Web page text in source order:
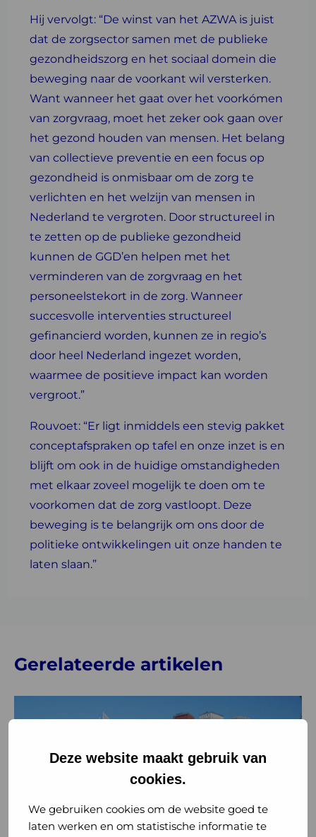
Deze website maakt gebruik van
cookies.
We gebruiken cookies om de website goed te
laten werken en om statistische informatie te
Hij vervolgt: “De winst van het AZWA is juist
dat de zorgsector samen met de publieke
gezondheidszorg en het sociaal domein die
beweging naar de voorkant wil versterken.
Want wanneer het gaat over het voorkómen
van zorgvraag, moet het zeker ook gaan over
het gezond houden van mensen. Het belang
van collectieve preventie en een focus op
gezondheid is onmisbaar om de zorg te
verlichten en het welzijn van mensen in
Nederland te vergroten. Door structureel in
te zetten op de publieke gezondheid
kunnen de GGD’en helpen met het
verminderen van de zorgvraag en het
personeelstekort in de zorg. Wanneer
succesvolle interventies structureel
gefinancierd worden, kunnen ze in regio’s
door heel Nederland ingezet worden,
waarmee de positieve impact kan worden
vergroot.”
Rouvoet: “Er ligt inmiddels een stevig pakket
conceptafspraken op tafel en onze inzet is en
blijft om ook in de huidige omstandigheden
met elkaar zoveel mogelijk te doen om te
voorkomen dat de zorg vastloopt. Deze
beweging is te belangrijk om ons door de
politieke ontwikkelingen uit onze handen te
laten slaan.”
Gerelateerde artikelen
meer
Bezuinigingen
bedreigen
gezondheid